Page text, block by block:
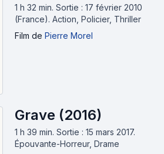
1 h 32 min. Sortie : 17 février 2010
(France). Action, Policier, Thriller
Film de Pierre Morel
Grave (2016)
1 h 39 min. Sortie : 15 mars 2017.
Épouvante-Horreur, Drame